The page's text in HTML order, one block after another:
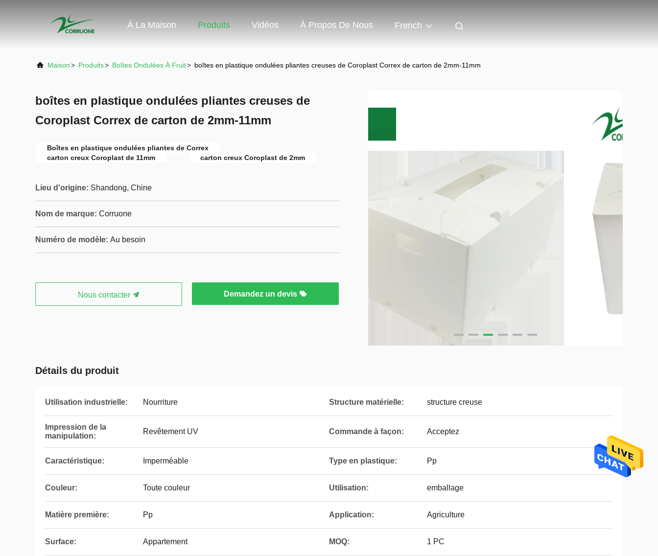
À La Maison Produits Vidéos À Propos De Nous French
Maison> Produits> Boîtes Ondulées À Fruit> boîtes en plastique ondulées pliantes creuses de Coroplast Correx de carton de 2mm-11mm
boîtes en plastique ondulées pliantes creuses de
Coroplast Correx de carton de 2mm-11mm
Boîtes en plastique ondulées pliantes de Correx
carton creux Coroplast de 11mm
carton creux Coroplast de 2mm
Lieu d'origine: Shandong, Chine
Nom de marque: Corruone
Numéro de modèle: Au besoin
Nous contacter Demandez un devis
Détails du produit
Utilisation industrielle: Nourriture Structure matérielle: structure creuse
Impression de la
manipulation:
Revêtement UV Commande à façon: Acceptez
Caractéristique: Imperméable Type en plastique: Pp
Couleur: Toute couleur Utilisation: emballage
Matière première: Pp Application: Agriculture
Surface: Appartement MOQ: 1 PC